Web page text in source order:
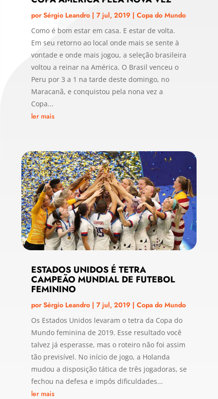
porSérgio Leandro| 7 jul, 2019| Copa do Mundo
Como é bom estar em casa. E estar de volta.
Em seu retorno ao local onde mais se sente à
vontade e onde mais jogou, a seleção brasileira
voltou a reinar na América. O Brasil venceu o
Peru por 3 a 1 na tarde deste domingo, no
Maracanã, e conquistou pela nona vez a
Copa...
ler mais
ESTADOS UNIDOS É TETRA
CAMPEÃO MUNDIAL DE FUTEBOL
FEMININO
porSérgio Leandro| 7 jul, 2019| Copa do Mundo
Os Estados Unidos levaram o tetra da Copa do
Mundo feminina de 2019. Esse resultado você
talvez já esperasse, mas o roteiro não foi assim
tão previsível. No início de jogo, a Holanda
mudou a disposição tática de três jogadoras, se
fechou na defesa e impôs dificuldades...
ler mais